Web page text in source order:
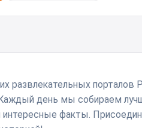
развлекательных порталов
Каждый день мы собираем
факты.